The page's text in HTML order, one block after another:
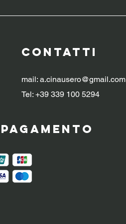
CONTATTI
mail: a.cinausero@gmail.com
Tel: +39 339 100 5294